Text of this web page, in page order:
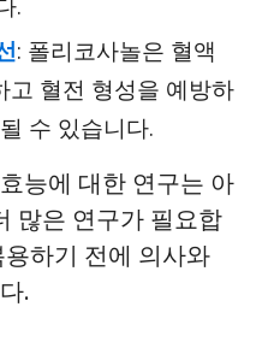
: 폴리코사놀은 혈액
고 혈전 형성을 예방하
수 있습니다.
능에 대한 연구는 아
많은 연구가 필요합
하기 전에 의사와
.